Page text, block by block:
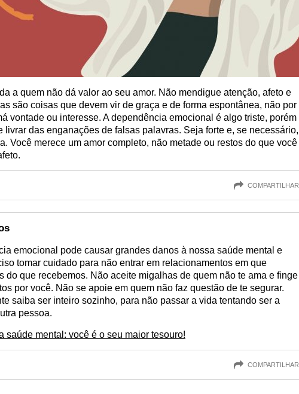
a quem não dá valor ao seu amor. Não mendigue atenção, afeto e
são coisas que devem vir de graça e de forma espontânea, não por
vontade ou interesse. A dependência emocional é algo triste, porém
livrar das enganações de falsas palavras. Seja forte e, se necessário,
Você merece um amor completo, não metade ou restos do que você
COMPARTILHAR
emocional pode causar grandes danos à nossa saúde mental e
tomar cuidado para não entrar em relacionamentos em que
do que recebemos. Não aceite migalhas de quem não te ama e finge
por você. Não se apoie em quem não faz questão de te segurar.
saiba ser inteiro sozinho, para não passar a vida tentando ser a
pessoa.
saúde mental: você é o seu maior tesouro!
COMPARTILHAR